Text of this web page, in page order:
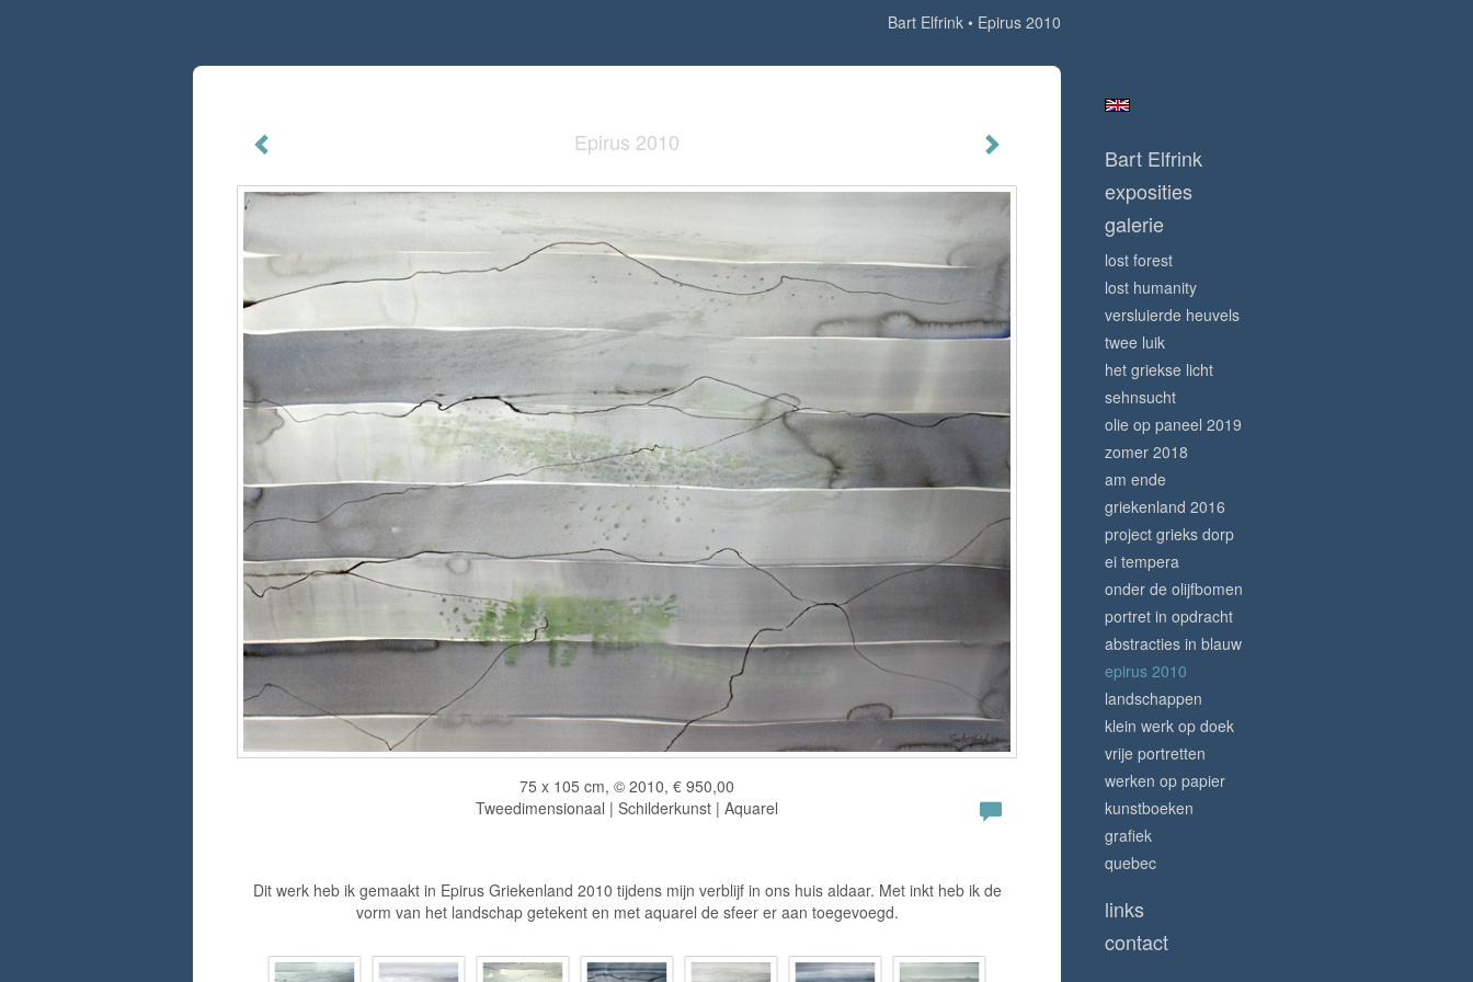
Bart Elfrink Epirus 2010
Epirus 2010
75 x 105 cm, © 2010, € 950,00
Tweedimensionaal | Schilderkunst | Aquarel
Dit werk heb ik gemaakt in Epirus Griekenland 2010 tijdens mijn verblijf in ons huis aldaar. Met inkt heb ik de
vorm van het landschap getekent en met aquarel de sfeer er aan toegevoegd.
Bart Elfrink
exposities
galerie
lost forest
lost humanity
versluierde heuvels
twee luik
het griekse licht
sehnsucht
olie op paneel 2019
zomer 2018
am ende
griekenland 2016
project grieks dorp
ei tempera
onder de olijfbomen
portret in opdracht
abstracties in blauw
epirus 2010
landschappen
klein werk op doek
vrije portretten
werken op papier
kunstboeken
grafiek
quebec
links
contact